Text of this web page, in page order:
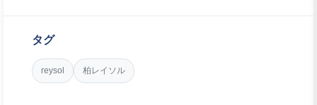
タグ
reysol 柏レイソル